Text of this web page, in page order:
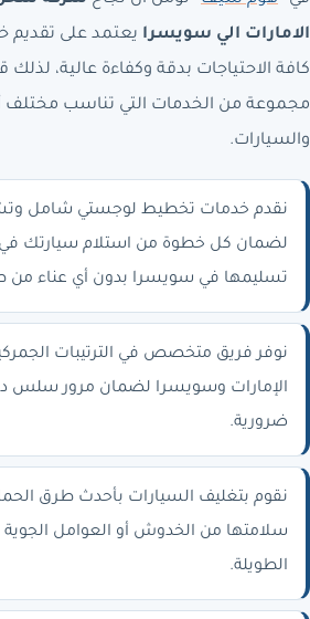
الامارات الي سويسرا يعتمد على تقديم
كافة الاحتياجات بدقة وكفاءة عالية، لذلك
مجموعة من الخدمات التي تناسب مختلف
والسيارات.
نقدم خدمات تخطيط لوجستي شامل
لضمان كل خطوة من استلام سيارتك في
تسليمها في سويسرا بدون أي عناء
نوفر فريق متخصص في الترتيبات
الإمارات وسويسرا لضمان مرور سلس
ضرورية.
نقوم بتغليف السيارات بأحدث طرق
سلامتها من الخدوش أو العوامل الجوية
الطويلة.